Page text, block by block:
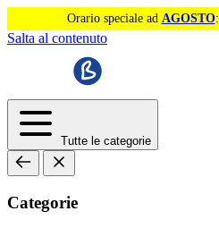
Orario speciale ad AGOSTO:
Salta al contenuto
Tutte le categorie
Categorie